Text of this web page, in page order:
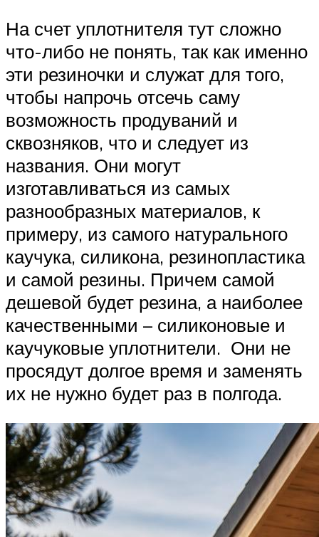
На счет уплотнителя тут сложно
что-либо не понять, так как именно
эти резиночки и служат для того,
чтобы напрочь отсечь саму
возможность продуваний и
сквозняков, что и следует из
названия. Они могут
изготавливаться из самых
разнообразных материалов, к
примеру, из самого натурального
каучука, силикона, резинопластика
и самой резины. Причем самой
дешевой будет резина, а наиболее
качественными – силиконовые и
каучуковые уплотнители. Они не
просядут долгое время и заменять
их не нужно будет раз в полгода.